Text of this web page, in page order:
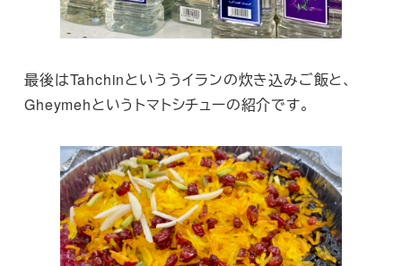
最後はTahchinといううイランの炊き込みご飯と、
Gheymehというトマトシチューの紹介です。